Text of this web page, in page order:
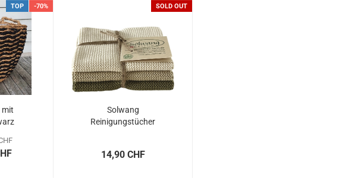
TOP -70%
mit
SOLD OUT
Solwang
Reinigungstücher
14,90 CHF